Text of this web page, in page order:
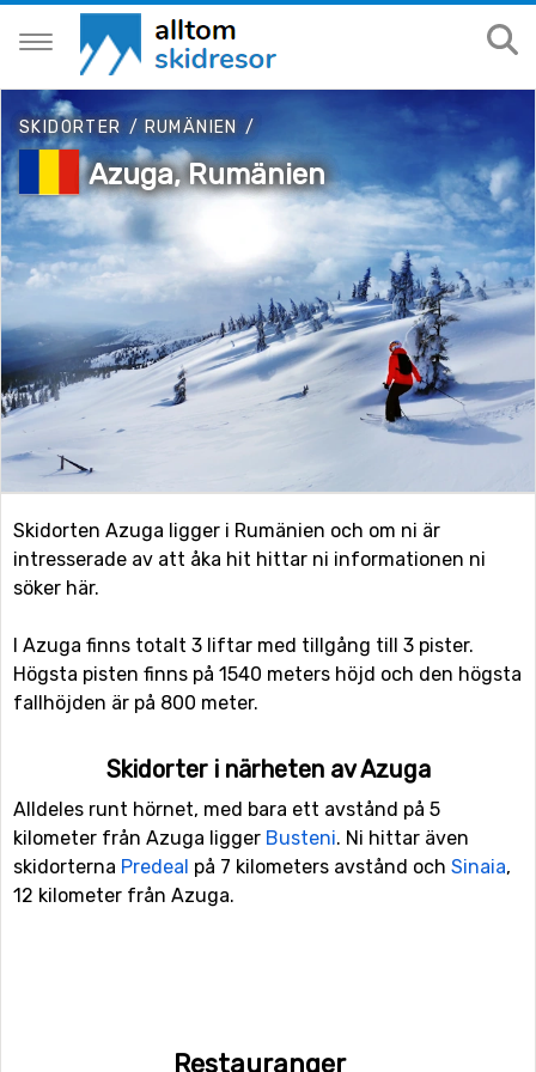
SKIDORTER / RUMÄNIEN /
Azuga, Rumänien
Skidorten Azuga ligger i Rumänien och om ni är
intresserade av att åka hit hittar ni informationen ni
söker här.
I Azuga finns totalt 3 liftar med tillgång till 3 pister.
Högsta pisten finns på 1540 meters höjd och den högsta
fallhöjden är på 800 meter.
Skidorter i närheten av Azuga
Alldeles runt hörnet, med bara ett avstånd på 5
kilometer från Azuga ligger Busteni. Ni hittar även
skidorterna Predeal på 7 kilometers avstånd och Sinaia,
12 kilometer från Azuga.
Restauranger